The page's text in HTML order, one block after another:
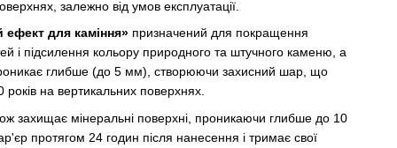
залежно від умов експлуатації.
для каміння» призначений для покращення
і підсилення кольору природного та штучного каменю, а
глибше (до 5 мм), створюючи захисний шар, що
на вертикальних поверхнях.
захищає мінеральні поверхні, проникаючи глибше до 10
протягом 24 годин після нанесення і тримає свої